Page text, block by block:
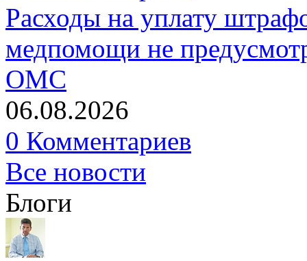
Расходы на уплату
медпомощи не
ОМС
06.08.2026
0 Комментариев
Все новости
Блоги